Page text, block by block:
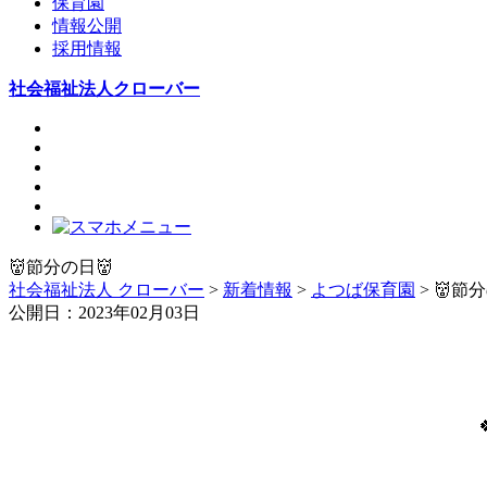
情報公開
採用情報
社会福祉法人クローバー
👹節分の日👹
社会福祉法人 クローバー > 新着情報 > よつば保育園 > 👹節
公開日：2023年02月03日